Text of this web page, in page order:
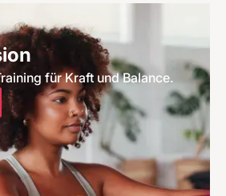
für Kraft und Balance.